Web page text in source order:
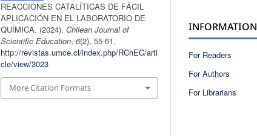
REACCIONES CATALÍTICAS DE FÁCIL
APLICACIÓN EN EL LABORATORIO DE
QUÍMICA. (2024).Chilean Journal of
Scientific Education,6(2), 55-61.
http://revistas.umce.cl/index.php/RChEC/arti
cle/view/3023
More Citation Formats
INFORMATION
For Readers
For Authors
For Librarians